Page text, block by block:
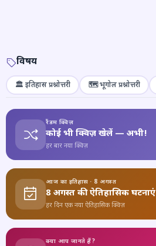
विषय
🏛️ इतिहास प्रश्नोत्तरी 🗺️ भूगोल प्रश्नोत्तरी
रैंडम क्विज़
कोई भी क्विज़ खेलें — अभी!
हर बार नया क्विज़
आज का इतिहास · 8 अगस्त
8 अगस्त की ऐतिहासिक घटनाएं
हर दिन एक नया ऐतिहासिक क्विज़
क्या आप जानते हैं?